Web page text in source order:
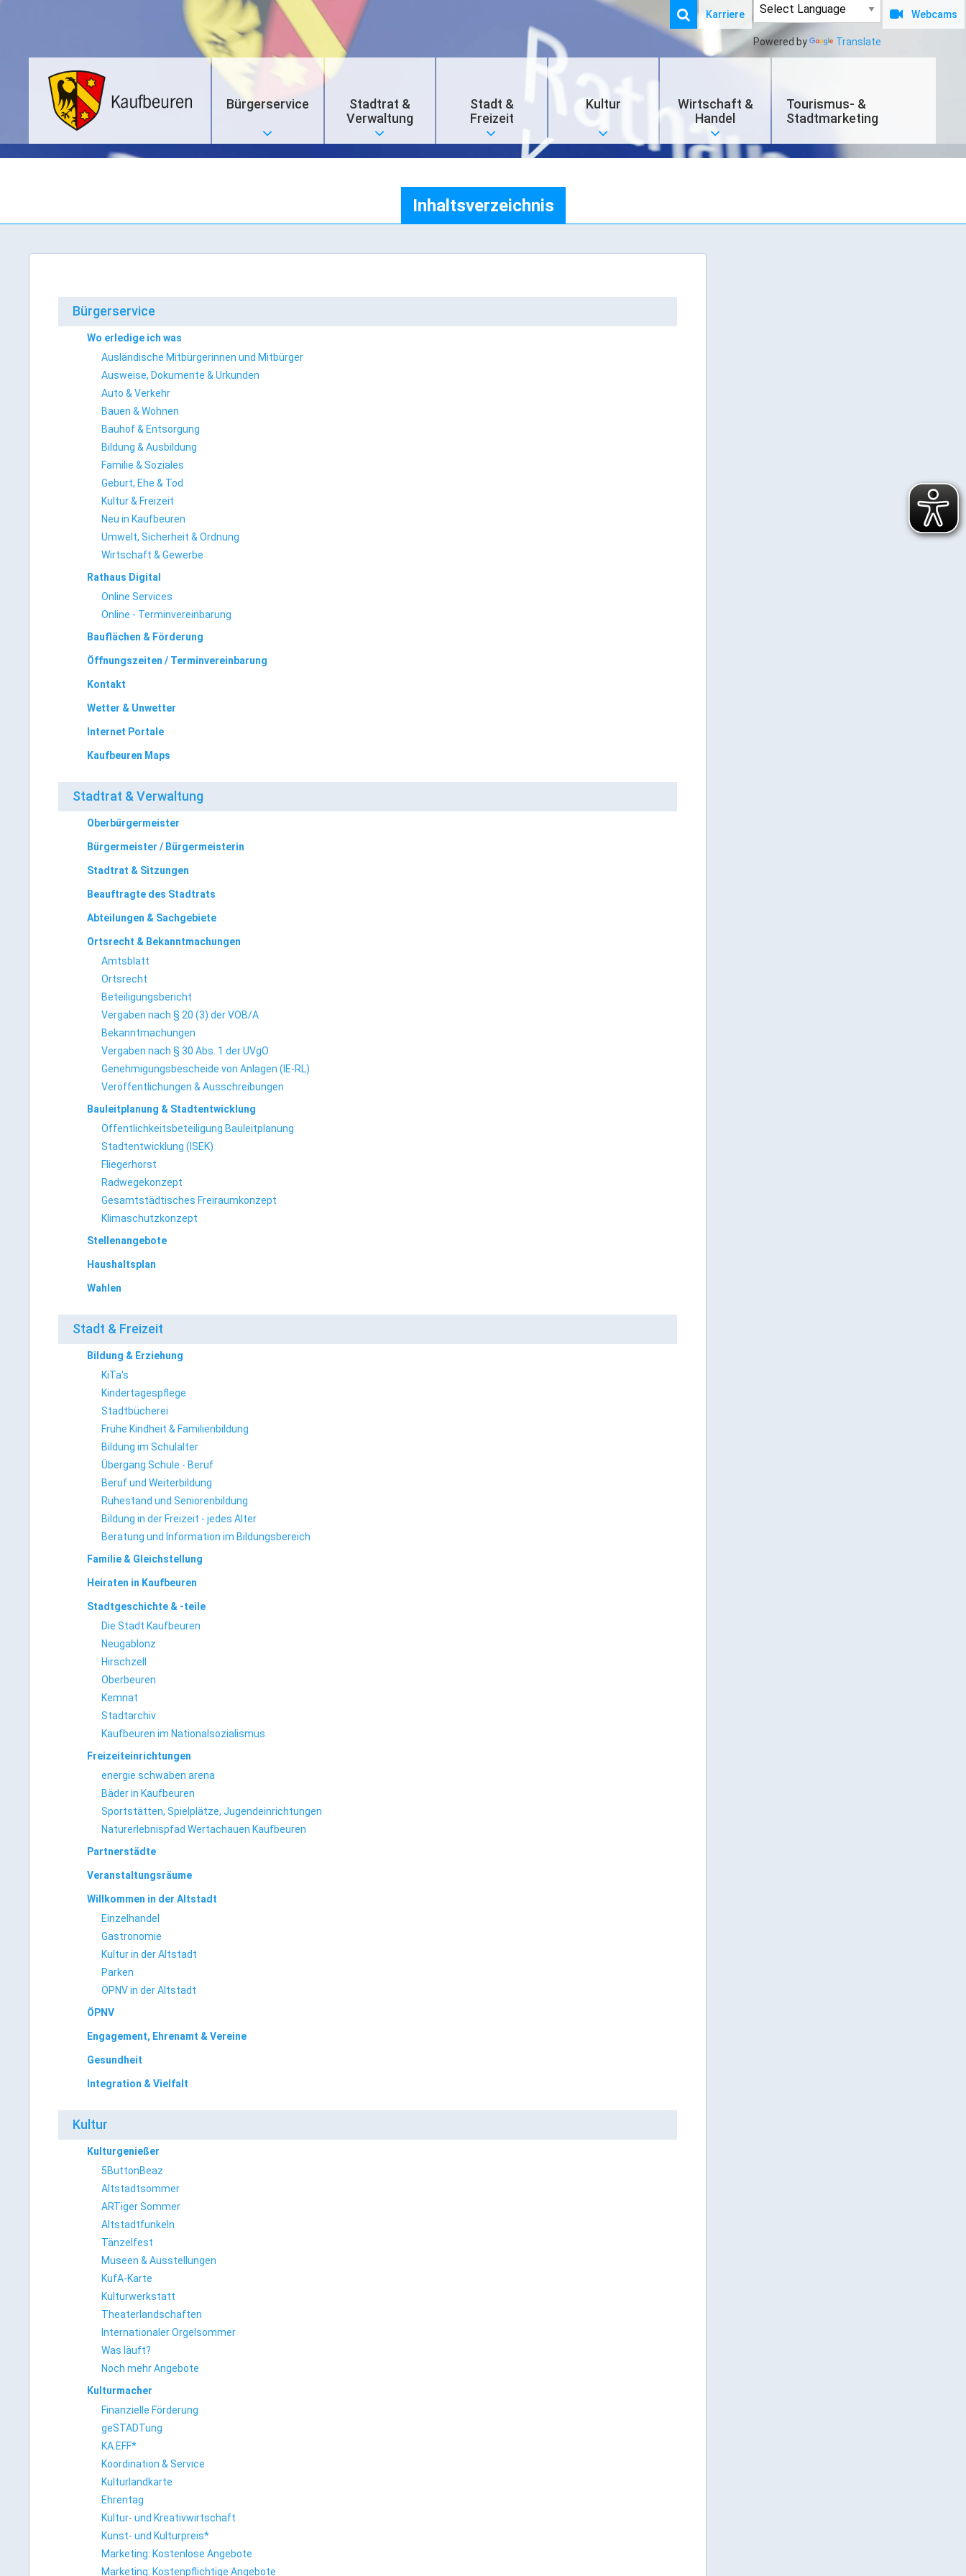
Karriere
Powered by Translate
Webcams
Bürgerservice
Stadtrat &
Verwaltung
Stadt &
Freizeit
Kultur
Wirtschaft &
Handel
Tourismus- &
Stadtmarketing
Inhaltsverzeichnis
Bürgerservice
Wo erledige ich was
Ausländische Mitbürgerinnen und Mitbürger
Ausweise, Dokumente & Urkunden
Auto & Verkehr
Bauen & Wohnen
Bauhof & Entsorgung
Bildung & Ausbildung
Familie & Soziales
Geburt, Ehe & Tod
Kultur & Freizeit
Neu in Kaufbeuren
Umwelt, Sicherheit & Ordnung
Wirtschaft & Gewerbe
Rathaus Digital
Online Services
Online - Terminvereinbarung
Bauflächen & Förderung
Öffnungszeiten / Terminvereinbarung
Kontakt
Wetter & Unwetter
Internet Portale
Kaufbeuren Maps
Stadtrat & Verwaltung
Oberbürgermeister
Bürgermeister / Bürgermeisterin
Stadtrat & Sitzungen
Beauftragte des Stadtrats
Abteilungen & Sachgebiete
Ortsrecht & Bekanntmachungen
Amtsblatt
Ortsrecht
Beteiligungsbericht
Vergaben nach § 20 (3) der VOB/A
Bekanntmachungen
Vergaben nach § 30 Abs. 1 der UVgO
Genehmigungsbescheide von Anlagen (IE-RL)
Veröffentlichungen & Ausschreibungen
Bauleitplanung & Stadtentwicklung
Öffentlichkeitsbeteiligung Bauleitplanung
Stadtentwicklung (ISEK)
Fliegerhorst
Radwegekonzept
Gesamtstädtisches Freiraumkonzept
Klimaschutzkonzept
Stellenangebote
Haushaltsplan
Wahlen
Stadt & Freizeit
Bildung & Erziehung
KiTa's
Kindertagespflege
Stadtbücherei
Frühe Kindheit & Familienbildung
Bildung im Schulalter
Übergang Schule - Beruf
Beruf und Weiterbildung
Ruhestand und Seniorenbildung
Bildung in der Freizeit - jedes Alter
Beratung und Information im Bildungsbereich
Familie & Gleichstellung
Heiraten in Kaufbeuren
Stadtgeschichte & -teile
Die Stadt Kaufbeuren
Neugablonz
Hirschzell
Oberbeuren
Kemnat
Stadtarchiv
Kaufbeuren im Nationalsozialismus
Freizeiteinrichtungen
energie schwaben arena
Bäder in Kaufbeuren
Sportstätten, Spielplätze, Jugendeinrichtungen
Naturerlebnispfad Wertachauen Kaufbeuren
Partnerstädte
Veranstaltungsräume
Willkommen in der Altstadt
Einzelhandel
Gastronomie
Kultur in der Altstadt
Parken
ÖPNV in der Altstadt
ÖPNV
Engagement, Ehrenamt & Vereine
Gesundheit
Integration & Vielfalt
Kultur
Kulturgenießer
5ButtonBeaz
Altstadtsommer
ARTiger Sommer
Altstadtfunkeln
Tänzelfest
Museen & Ausstellungen
KufA-Karte
Kulturwerkstatt
Theaterlandschaften
Internationaler Orgelsommer
Was läuft?
Noch mehr Angebote
Kulturmacher
Finanzielle Förderung
geSTADTung
KA.EFF*
Koordination & Service
Kulturlandkarte
Ehrentag
Kultur- und Kreativwirtschaft
Kunst- und Kulturpreis*
Marketing: Kostenlose Angebote
Marketing: Kostenpflichtige Angebote